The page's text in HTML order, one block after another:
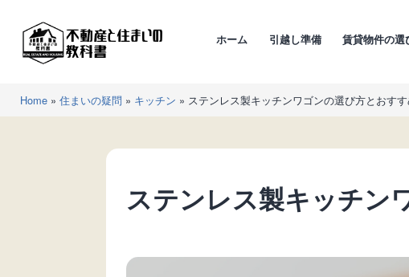
へ
不
動
ホーム 引越し準備 賃貸物件の選
Home » 住まいの疑問 » キッチン » ステンレス製キッチンワゴンの選び方とおす
ステンレス製キッチン